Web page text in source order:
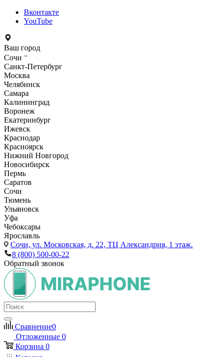
Вконтакте
YouTube
Ваш город
Сочи
Санкт-Петербург
Москва
Челябинск
Самара
Калининград
Воронеж
Екатеринбург
Ижевск
Краснодар
Красноярск
Нижний Новгород
Новосибирск
Пермь
Саратов
Сочи
Тюмень
Ульяновск
Уфа
Чебоксары
Ярославль
Сочи, ул. Московская, д. 22, ТЦ Александрия, 1 этаж.
8 (800) 500-00-22
Обратный звонок
Сравнение0
Отложенные 0
Корзина 0